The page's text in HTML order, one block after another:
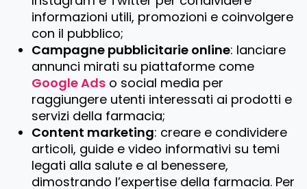
informazioni utili, promozioni e coinvolgere
con il pubblico;
Campagne pubblicitarie online: lanciare
annunci mirati su piattaforme come
Google Ads o social media per
raggiungere utenti interessati ai prodotti e
servizi della farmacia;
Content marketing: creare e condividere
articoli, guide e video informativi su temi
legati alla salute e al benessere,
dimostrando l’expertise della farmacia. Per